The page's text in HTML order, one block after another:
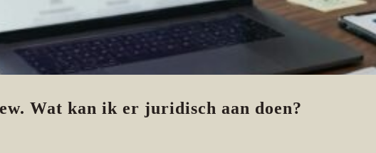
Wat kan ik er juridisch aan doen?